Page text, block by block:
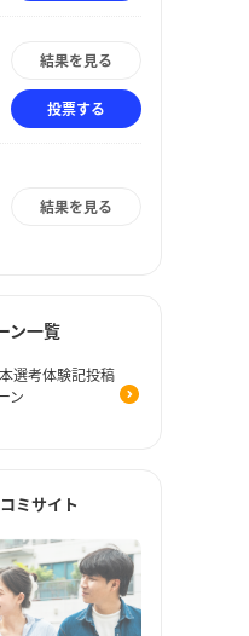
結果を見る
投票する
結果を見る
ン一覧
本選考体験記投稿
ン
ミサイト